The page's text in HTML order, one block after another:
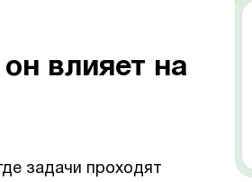
влияет на
задачи проходят